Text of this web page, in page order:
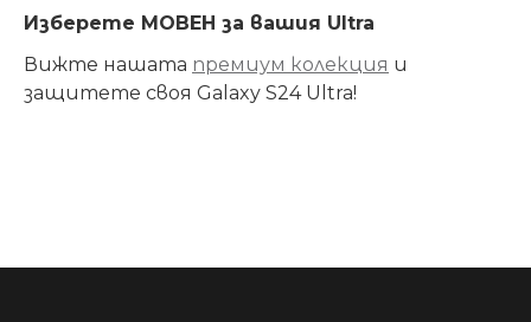
Изберете МОВЕН за вашия Ultra
Вижте нашата премиум колекция и
защитете своя Galaxy S24 Ultra!